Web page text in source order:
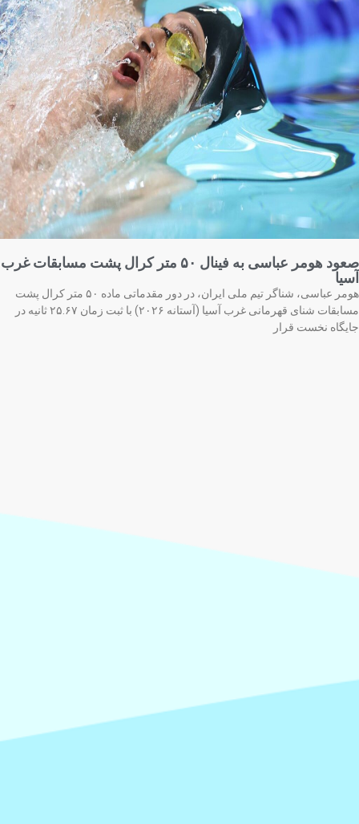
صعود هومر عباسی به فینال ۵۰ متر کرال پشت مسابقات غرب
هومر عباسی، شناگر تیم ملی ایران، در دور مقدماتی ماده ۵۰ متر کرال پشت
مسابقات شنای قهرمانی غرب آسیا (آستانه ۲۰۲۶) با ثبت زمان ۲۵.۶۷ ثانیه در
نخست قرار